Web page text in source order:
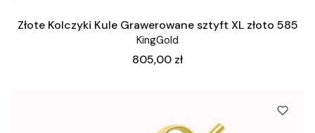
Złote Kolczyki Kule Grawerowane sztyft XL złoto 585
KingGold
Cena
805,00 zł